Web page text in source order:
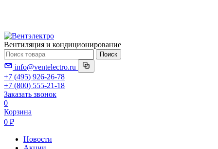
Вентиляция и кондиционирование
Поиск
info@ventelectro.ru
+7 (495) 926-26-78
+7 (800) 555-21-18
Заказать звонок
0
Корзина
0 ₽
Новости